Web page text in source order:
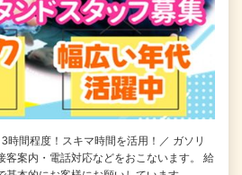
時間程度！スキマ時間を活用！／ ガソリ
客案内・電話対応などをおこないます。 給